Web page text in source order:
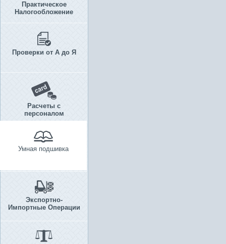
Практическое
Налогообложение
Проверки от А до Я
Расчеты с
персоналом
Умная подшивка
Экспортно-
Импортные Операции